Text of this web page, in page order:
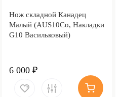
Нож складной Канадец
Малый (AUS10Co, Накладки
G10 Васильковый)
6 000 ₽